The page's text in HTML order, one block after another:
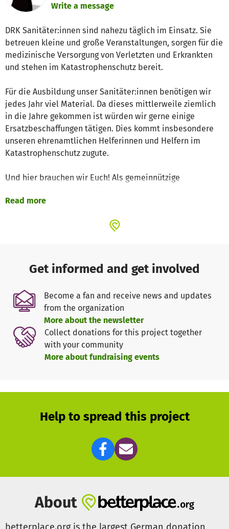
Write a message
DRK Sanitäter:innen sind nahezu täglich im Einsatz. Sie
betreuen kleine und große Veranstaltungen, sorgen für die
medizinische Versorgung von Verletzten und Erkrankten
und stehen im Katastrophenschutz bereit.
Für die Ausbildung unser Sanitäter:innen benötigen wir
jedes Jahr viel Material. Da dieses mittlerweile ziemlich
in die Jahre gekommen ist würden wir gerne einige
Ersatzbeschaffungen tätigen. Dies kommt insbesondere
unseren ehrenamtlichen Helferinnen und Helfern im
Katastrophenschutz zugute.
Und hier brauchen wir Euch! Als gemeinnützige
würden uns sehr freuen wenn Ihr uns unterstützt.
Read more
Get informed and get involved
Become a fan and receive news and updates
from the organization
More about the newsletter
Collect donations for this project together
with your community
More about fundraising events
Help to spread this project
About